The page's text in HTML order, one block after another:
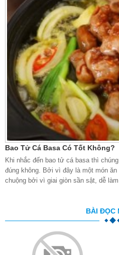
Bao Tử Cá Basa Có Tốt Không?
Khi nhắc đến bao tử cá basa thì
đúng không. Bởi vì đây là một món
chuộng bởi vì giai giòn sần sật, dễ
BÀI ĐỌC